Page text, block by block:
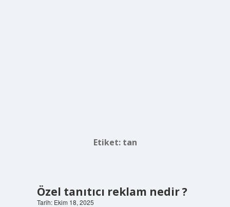
Etiket: tan
Özel tanıtıcı reklam nedir ?
Tarih: Ekim 18, 2025